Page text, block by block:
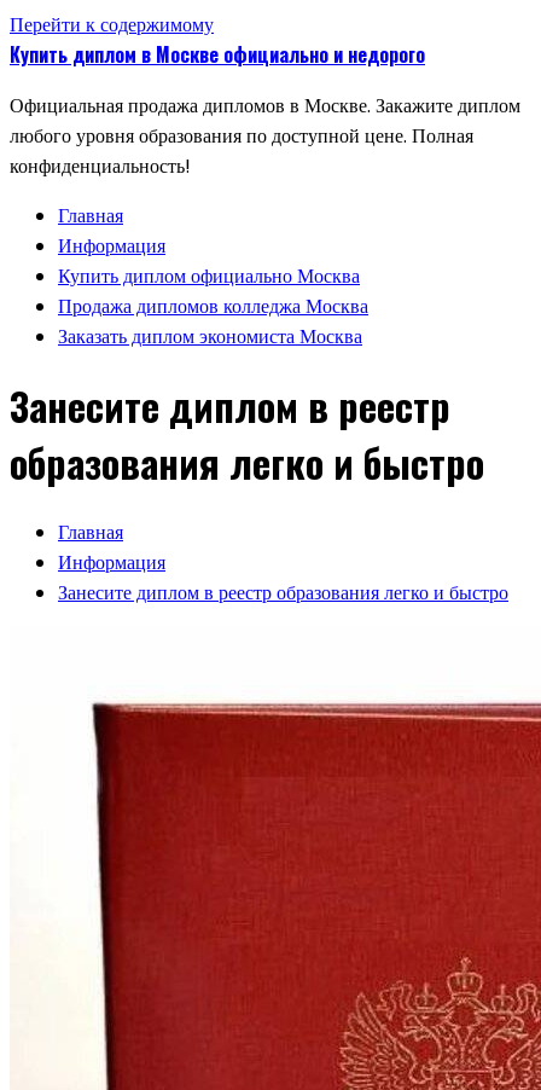
Перейти к содержимому
Купить диплом в Москве официально и недорого
Официальная продажа дипломов в Москве. Закажите диплом
любого уровня образования по доступной цене. Полная
конфиденциальность!
Главная
Информация
Купить диплом официально Москва
Продажа дипломов колледжа Москва
Заказать диплом экономиста Москва
Занесите диплом в реестр
образования легко и быстро
Главная
Информация
Занесите диплом в реестр образования легко и быстро